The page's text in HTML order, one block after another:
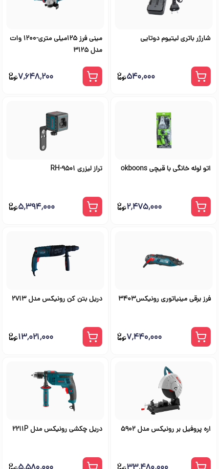
شارژر باتری لیتیوم دوتایی
۵۴۰٬۰۰۰
مینی فرز 125میلی متری-1200 وات
مدل 3125
۷٬۶۴۸٬۲۰۰
اتو لوله خانگی با قیچی okboons
۲٬۴۷۵٬۰۰۰
تراز لیزری RH-9501
۵٬۳۹۴٬۰۰۰
فرز برقی مینیاتوری رونیکس3403
۷٬۴۴۰٬۰۰۰
دریل بتن‌ کن رونیکس مدل 2713
۱۳٬۰۲۱٬۰۰۰
اره پروفیل بر رونیکس مدل 5902 دریل چکشی رونیکس مدل 2211P